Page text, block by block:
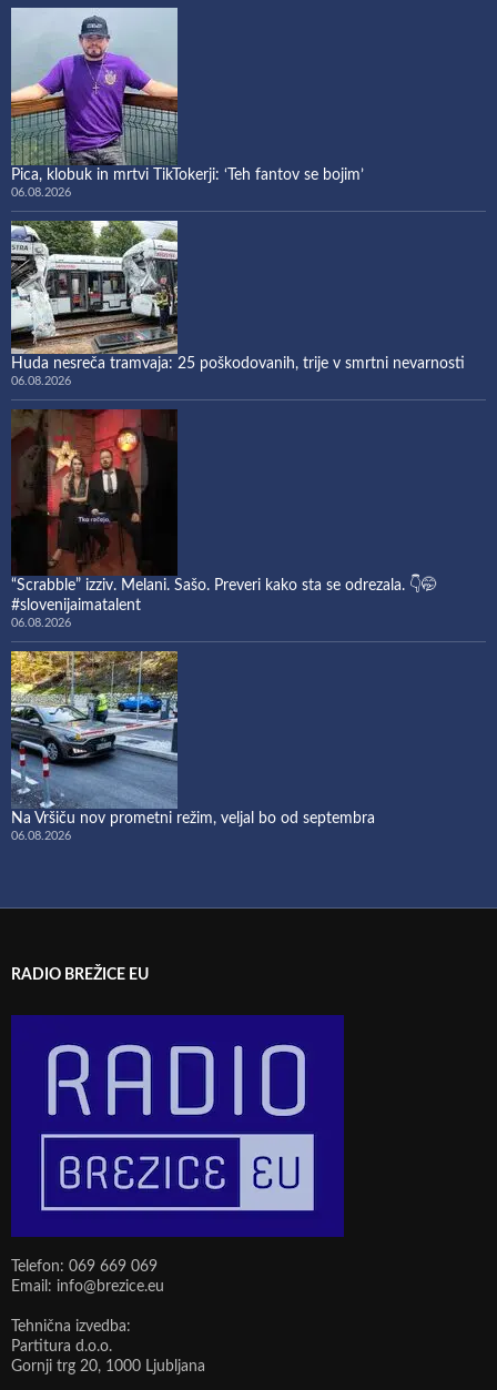
Pica, klobuk in mrtvi TikTokerji: ‘Teh fantov se bojim’
06.08.2026
Huda nesreča tramvaja: 25 poškodovanih, trije v smrtni nevarnosti
06.08.2026
“Scrabble” izziv. Melani. Sašo. Preveri kako sta se odrezala. 👇🤭
#slovenijaimatalent
06.08.2026
Na Vršiču nov prometni režim, veljal bo od septembra
06.08.2026
RADIO BREŽICE EU
Telefon: 069 669 069
Email: info@brezice.eu
Tehnična izvedba:
Partitura d.o.o.
Gornji trg 20, 1000 Ljubljana